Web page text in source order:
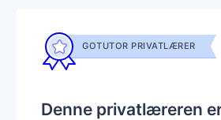
GOTUTOR PRIVATLÆRER
Denne privatlæreren